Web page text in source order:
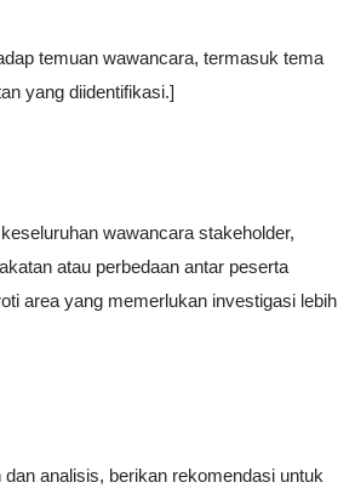
temuan wawancara, termasuk tema
yang diidentifikasi.]
wawancara stakeholder,
atau perbedaan antar peserta
area yang memerlukan investigasi lebih
analisis, berikan rekomendasi untuk